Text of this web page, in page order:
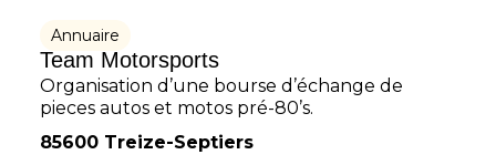
Annuaire
Team Motorsports
Organisation d’une bourse d’échange de
pieces autos et motos pré-80’s.
85600 Treize-Septiers